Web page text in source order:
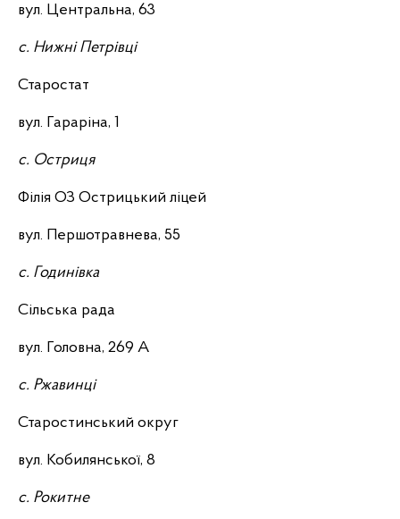
вул. Центральна, 63
с. Нижні Петрівці
Старостат
вул. Гараріна, 1
с. Остриця
Філія ОЗ Острицький ліцей
вул. Першотравнева, 55
с. Годинівка
Сільська рада
вул. Головна, 269 А
с. Ржавинці
Старостинський округ
вул. Кобилянської, 8
с. Рокитне